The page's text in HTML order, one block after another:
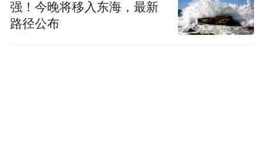
强！今晚将移入东海，最新
路径公布